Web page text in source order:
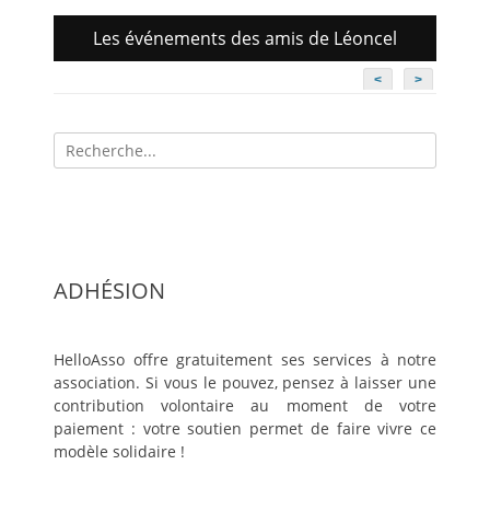
Les événements des amis de Léoncel
< >
Recherche
pour:
ADHÉSION
HelloAsso offre gratuitement ses services à notre
association. Si vous le pouvez, pensez à laisser une
contribution volontaire au moment de votre
paiement : votre soutien permet de faire vivre ce
modèle solidaire !